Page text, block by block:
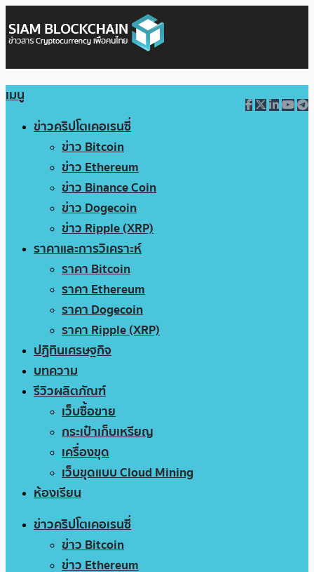
เมนู
ข่าวคริปโตเคอเรนซี่
ข่าว Bitcoin
ข่าว Ethereum
ข่าว Binance Coin
ข่าว Dogecoin
ข่าว Ripple (XRP)
ราคาและการวิเคราะห์
ราคา Bitcoin
ราคา Ethereum
ราคา Dogecoin
ราคา Ripple (XRP)
ปฏิทินเศรษฐกิจ
บทความ
รีวิวผลิตภัณฑ์
เว็บซื้อขาย
กระเป๋าเก็บเหรียญ
เครื่องขุด
เว็บขุดแบบ Cloud Mining
ห้องเรียน
ข่าวคริปโตเคอเรนซี่
ข่าว Bitcoin
ข่าว Ethereum